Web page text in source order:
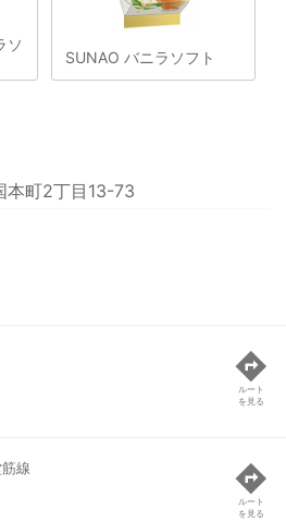
ソ
SUNAO バニラソフト
本町2丁目13-73
ルート
を見る
線
ルート
を見る